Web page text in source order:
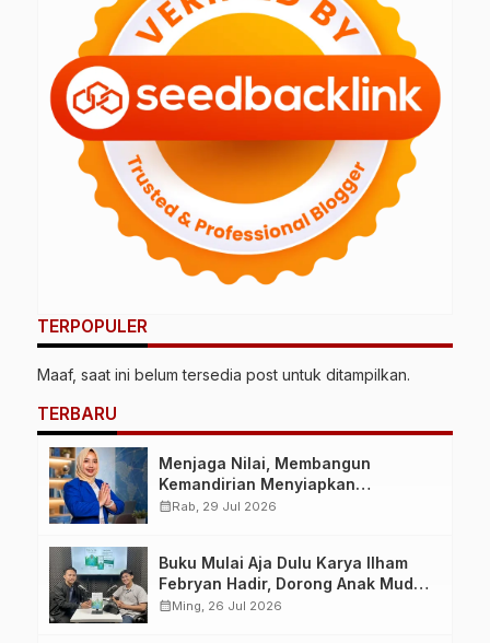
TERPOPULER
Maaf, saat ini belum tersedia post untuk ditampilkan.
TERBARU
Menjaga Nilai, Membangun
Kemandirian Menyiapkan
Kepemimpinan Ekonomi Perempuan
Jamaah
calendar_monthRab, 29 Jul 2026
Buku Mulai Aja Dulu Karya Ilham
Febryan Hadir, Dorong Anak Muda
Berhenti Menunda dan Mulai
calendar_monthMing, 26 Jul 2026